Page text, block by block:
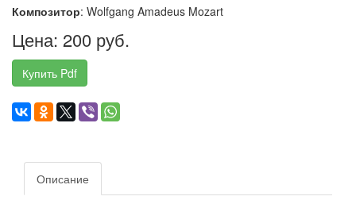
Композитор: Wolfgang Amadeus Mozart
Цена: 200 руб.
Купить Pdf
Описание